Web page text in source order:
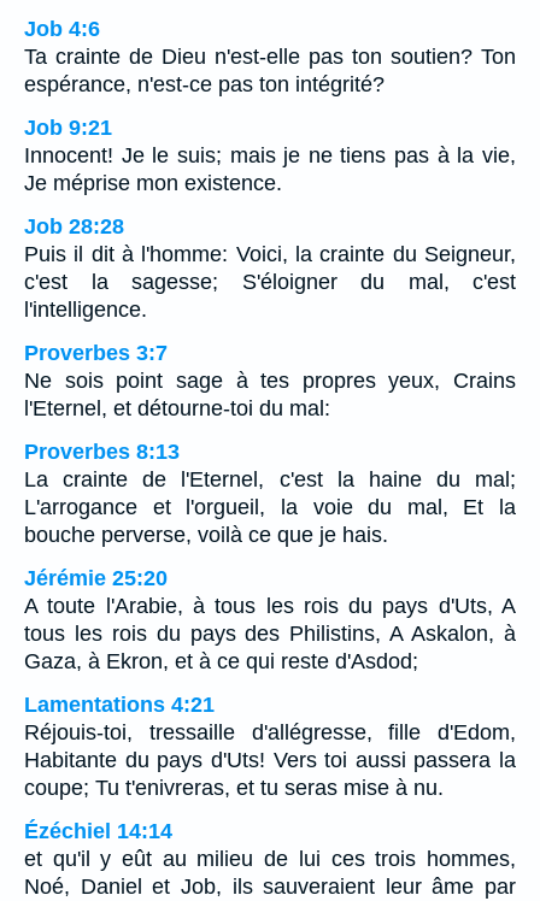
Job 4:6
Ta crainte de Dieu n'est-elle pas ton soutien? Ton
espérance, n'est-ce pas ton intégrité?
Job 9:21
Innocent! Je le suis; mais je ne tiens pas à la vie,
Je méprise mon existence.
Job 28:28
Puis il dit à l'homme: Voici, la crainte du Seigneur,
c'est la sagesse; S'éloigner du mal, c'est
l'intelligence.
Proverbes 3:7
Ne sois point sage à tes propres yeux, Crains
l'Eternel, et détourne-toi du mal:
Proverbes 8:13
La crainte de l'Eternel, c'est la haine du mal;
L'arrogance et l'orgueil, la voie du mal, Et la
bouche perverse, voilà ce que je hais.
Jérémie 25:20
A toute l'Arabie, à tous les rois du pays d'Uts, A
tous les rois du pays des Philistins, A Askalon, à
Gaza, à Ekron, et à ce qui reste d'Asdod;
Lamentations 4:21
Réjouis-toi, tressaille d'allégresse, fille d'Edom,
Habitante du pays d'Uts! Vers toi aussi passera la
coupe; Tu t'enivreras, et tu seras mise à nu.
Ézéchiel 14:14
et qu'il y eût au milieu de lui ces trois hommes,
Noé, Daniel et Job, ils sauveraient leur âme par